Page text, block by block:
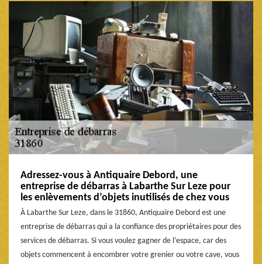
Adressez-vous à Antiquaire Debord, une
entreprise de débarras à Labarthe Sur Leze pour
les enlèvements d’objets inutilisés de chez vous
À Labarthe Sur Leze, dans le 31860, Antiquaire Debord est une
entreprise de débarras qui a la confiance des propriétaires pour des
services de débarras. Si vous voulez gagner de l’espace, car des
objets commencent à encombrer votre grenier ou votre cave, vous